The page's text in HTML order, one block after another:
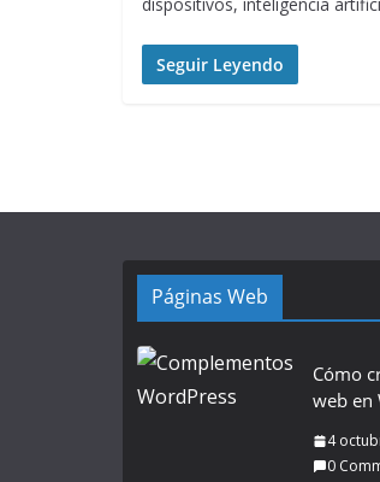
Seguir Leyendo
Páginas Web
Cómo
web en
4
0